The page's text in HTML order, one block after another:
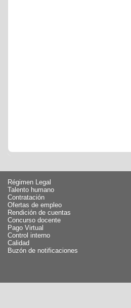
Régimen Legal
Talento humano
Contratación
Ofertas de empleo
Rendición de cuentas
Concurso docente
Pago Virtual
Control interno
Calidad
Buzón de notificaciones